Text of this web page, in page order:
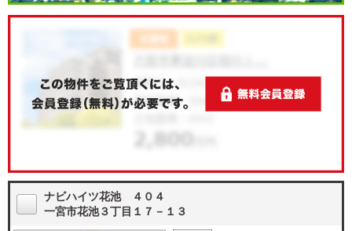
ナビハイツ花池 ４０４
一宮市花池３丁目１７－１３